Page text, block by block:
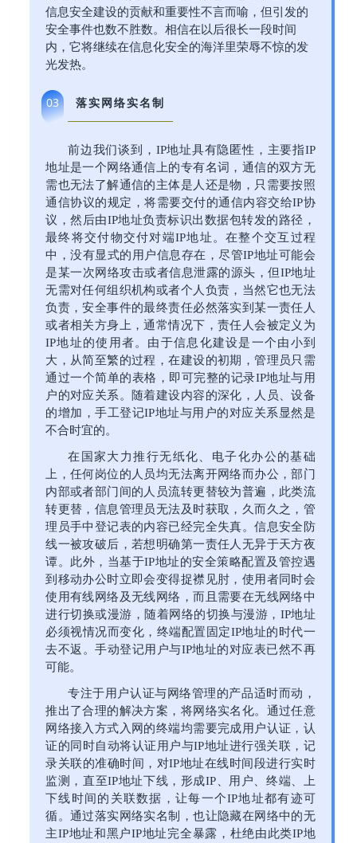
信息安全建设的贡献和重要性不言而喻，但引发的
安全事件也数不胜数。相信在以后很长一段时间
内，它将继续在信息化安全的海洋里荣辱不惊的发
光发热。
03 落实网络实名制
前边我们谈到，IP地址具有隐匿性，主要指IP
地址是一个网络通信上的专有名词，通信的双方无
需也无法了解通信的主体是人还是物，只需要按照
通信协议的规定，将需要交付的通信内容交给IP协
议，然后由IP地址负责标识出数据包转发的路径，
最终将交付物交付对端IP地址。在整个交互过程
中，没有显式的用户信息存在，尽管IP地址可能会
是某一次网络攻击或者信息泄露的源头，但IP地址
无需对任何组织机构或者个人负责，当然它也无法
负责，安全事件的最终责任必然落实到某一责任人
或者相关方身上，通常情况下，责任人会被定义为
IP地址的使用者。由于信息化建设是一个由小到
大，从简至繁的过程，在建设的初期，管理员只需
通过一个简单的表格，即可完整的记录IP地址与用
户的对应关系。随着建设内容的深化，人员、设备
的增加，手工登记IP地址与用户的对应关系显然是
不合时宜的。
在国家大力推行无纸化、电子化办公的基础
上，任何岗位的人员均无法离开网络而办公，部门
内部或者部门间的人员流转更替较为普遍，此类流
转更替，信息管理员无法及时获取，久而久之，管
理员手中登记表的内容已经完全失真。信息安全防
线一被攻破后，若想明确第一责任人无异于天方夜
谭。此外，当基于IP地址的安全策略配置及管控遇
到移动办公时立即会变得捉襟见肘，使用者同时会
使用有线网络及无线网络，而且需要在无线网络中
进行切换或漫游，随着网络的切换与漫游，IP地址
必须视情况而变化，终端配置固定IP地址的时代一
去不返。手动登记用户与IP地址的对应表已然不再
可能。
专注于用户认证与网络管理的产品适时而动，
推出了合理的解决方案，将网络实名化。通过任意
网络接入方式入网的终端均需要完成用户认证，认
证的同时自动将认证用户与IP地址进行强关联，记
录关联的准确时间，对IP地址在线时间段进行实时
监测，直至IP地址下线，形成IP、用户、终端、上
下线时间的关联数据，让每一个IP地址都有迹可
循。通过落实网络实名制，也让隐藏在网络中的无
主IP地址和黑户IP地址完全暴露，杜绝由此类IP地